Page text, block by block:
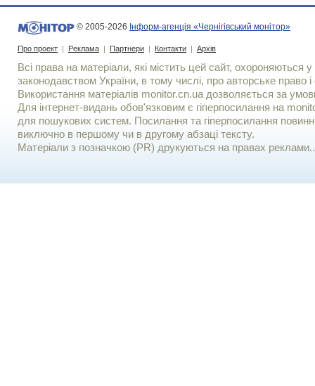
© 2005-2026 Інформ-агенція «Чернігівський монітор»
Про проект | Реклама | Партнери | Контакти | Архів
Всі права на матеріали, які містить цей сайт, охороняються у
законодавством України, в тому числі, про авторське право і
Використання матерiалiв monitor.cn.ua дозволяється за
Для iнтернет-видань обов'язковим є гiперпосилання на
для пошукових систем. Посилання та гіперпосилання
виключно в першому чи в другому абзаці тексту.
Матеріали з позначкою (PR) друкуються на правах реклами..